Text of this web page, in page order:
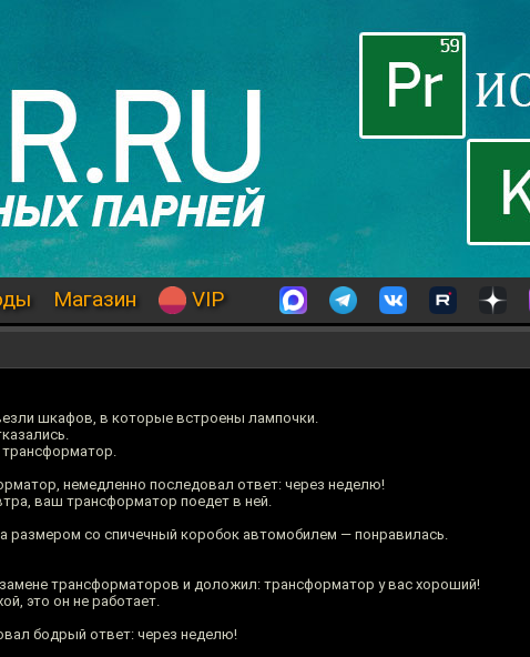
Магазин VIP
шкафов, в которые встроены лампочки.
немедленно последовал ответ: через неделю!
ваш трансформатор поедет в ней.
размером со спичечный коробок автомобилем — понравилась.
трансформаторов и доложил: трансформатор у вас хороший!
это он не работает.
бодрый ответ: через неделю!